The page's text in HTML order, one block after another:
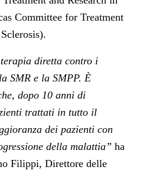
Committee for Treatment
diretta contro i
SMR e la SMPP. È
dopo 10 anni di
trattati in tutto il
dei pazienti con
della malattia” ha
Filippi, Direttore delle